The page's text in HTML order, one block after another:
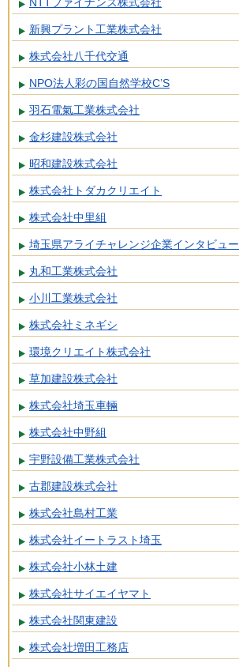
NTTファイナンス株式会社
新興プラント工業株式会社
株式会社八千代交通
NPO法人彩の国自然学校C’S
羽石電氣工業株式会社
金杉建設株式会社
昭和建設株式会社
株式会社トダカクリエイト
株式会社中里組
埼玉県アライチャレンジ企業インタビュー
丸和工業株式会社
小川工業株式会社
株式会社ミネギシ
環境クリエイト株式会社
草加建設株式会社
株式会社埼玉車輛
株式会社中野組
宇野設備工業株式会社
古郡建設株式会社
株式会社島村工業
株式会社イートラスト埼玉
株式会社小林土建
株式会社サイエイヤマト
株式会社関東建設
株式会社増田工務店